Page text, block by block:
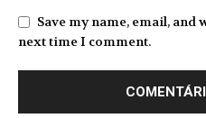
Save my name, email,
next time I comment.